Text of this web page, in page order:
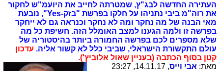
העתירה החדשה לבג"ץ, שמטרתה לחייב את היועמ"ש לחקור
את רוה"מ ביבי נתניהו על חלקו בפרשת "בזק-Yes", נובעת
מאי הבנה של מה נחקר ומה לא נחקר וכנראה גם לא ייחקר
בפרשה זו ולמה הגענו למצב האומלל הזה. חשיפת כל מה
שלא מספרים לכם בפרשה החמורה ביותר בהיסטוריה של
עולם התקשורת הישראלי, שביבי כלל לא קשור אליה. עדכון
קטן בסוף הכתבה (בעניין שאול אלוביץ').
מאת: אבי וייס, 14.11.17, 23:27